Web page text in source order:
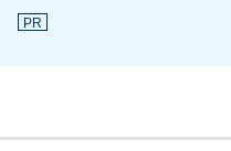
PR